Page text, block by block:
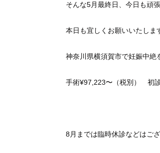
そんな5月最終日、今日も頑
本日も宜しくお願いいたしま
神奈川県横須賀市で妊娠中絶
手術¥97,223〜（税別） 初
8月までは臨時休診などはござ